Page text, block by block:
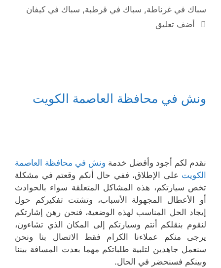
سباك في غرناطة, سباك في قرطبة, سباك في كيفان
أضف تعليق
ونش في محافظة العاصمة الكويت
نقدم لكم أجود وأفضل خدمة ونش في محافظة العاصمة
الكويت على الإطلاق، ففي حال أنكم وقعتم في مشكلة
تخص سيارتكم، هذه المشاكل المتعلقة سواء بالحوادث
أو الأعطال المجهولة الأسباب، وتشتت تفكيركم حول
إيجاد الحل المناسب لهذه الوضعية، فنحن رهن إشارتكم
لنقوم بنقلكم أنتم وسيارتكم إلى المكان الذي تشاءون،
يرجى منكم عملاءنا الكرام فقط الاتصال بنا ونحن
سنعمل جاهدين لتلبية طلباتكم مهما بعدت المسافة بيننا
وبينكم فسنحضر في الحال.